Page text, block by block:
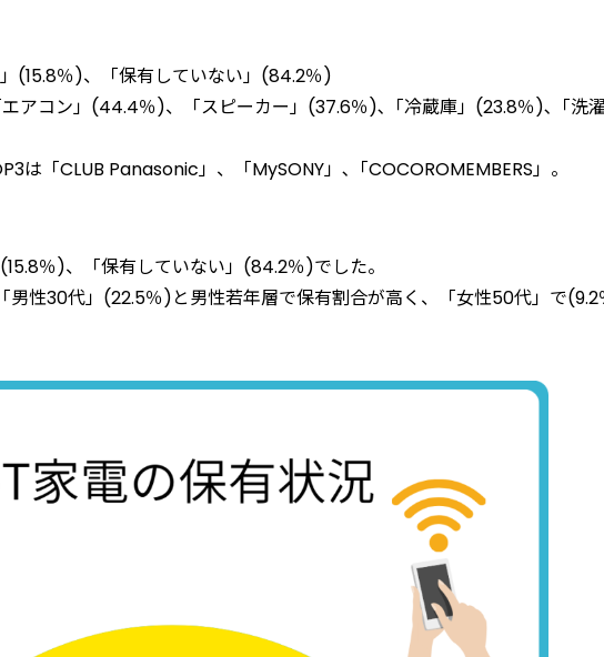
(15.8％)、「保有していない」(84.2％)
アコン」(44.4％)、「スピーカー」(37.6％)､「冷蔵庫」(23.8％)､「洗
は「CLUB Panasonic」、「MySONY」､「COCOROMEMBERS」。
％)、「保有していない」(84.2％)でした。
性30代」(22.5％)と男性若年層で保有割合が高く、「女性50代」で